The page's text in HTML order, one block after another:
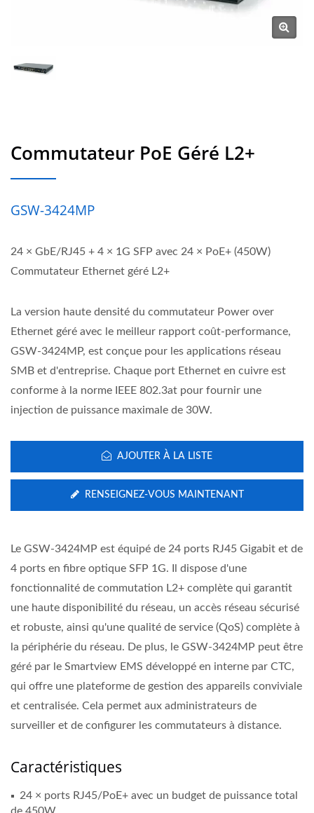
Commutateur PoE Géré L2+
GSW-3424MP
24 × GbE/RJ45 + 4 × 1G SFP avec 24 × PoE+ (450W)
Commutateur Ethernet géré L2+
La version haute densité du commutateur Power over
Ethernet géré avec le meilleur rapport coût-performance,
GSW-3424MP, est conçue pour les applications réseau
SMB et d'entreprise. Chaque port Ethernet en cuivre est
conforme à la norme IEEE 802.3at pour fournir une
injection de puissance maximale de 30W.
AJOUTER À LA LISTE
RENSEIGNEZ-VOUS MAINTENANT
Le GSW-3424MP est équipé de 24 ports RJ45 Gigabit et de
4 ports en fibre optique SFP 1G. Il dispose d'une
fonctionnalité de commutation L2+ complète qui garantit
une haute disponibilité du réseau, un accès réseau sécurisé
et robuste, ainsi qu'une qualité de service (QoS) complète à
la périphérie du réseau. De plus, le GSW-3424MP peut être
géré par le Smartview EMS développé en interne par CTC,
qui offre une plateforme de gestion des appareils conviviale
et centralisée. Cela permet aux administrateurs de
surveiller et de configurer les commutateurs à distance.
Caractéristiques
24 × ports RJ45/PoE+ avec un budget de puissance total